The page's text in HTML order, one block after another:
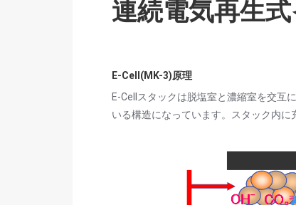
連続電気再生
E-Cell(MK-3)原理
E-Cellスタックは脱塩室と濃縮室を交互
いる構造になっています。スタック内に